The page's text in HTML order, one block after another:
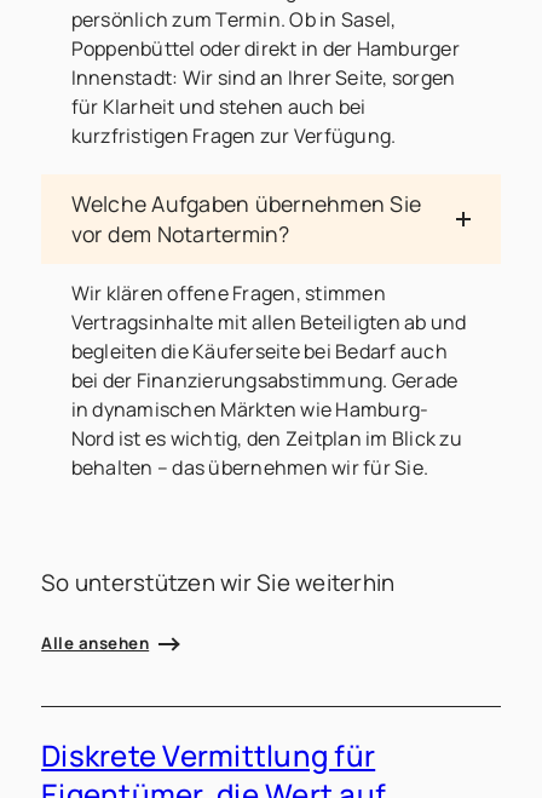
persönlich zum Termin. Ob in Sasel,
Poppenbüttel oder direkt in der Hamburger
Innenstadt: Wir sind an Ihrer Seite, sorgen
für Klarheit und stehen auch bei
kurzfristigen Fragen zur Verfügung.
Welche Aufgaben übernehmen Sie
vor dem Notartermin?
Wir klären offene Fragen, stimmen
Vertragsinhalte mit allen Beteiligten ab und
begleiten die Käuferseite bei Bedarf auch
bei der Finanzierungsabstimmung. Gerade
in dynamischen Märkten wie Hamburg-
Nord ist es wichtig, den Zeitplan im Blick zu
behalten – das übernehmen wir für Sie.
So unterstützen wir Sie weiterhin
Alle ansehen
Diskrete Vermittlung für